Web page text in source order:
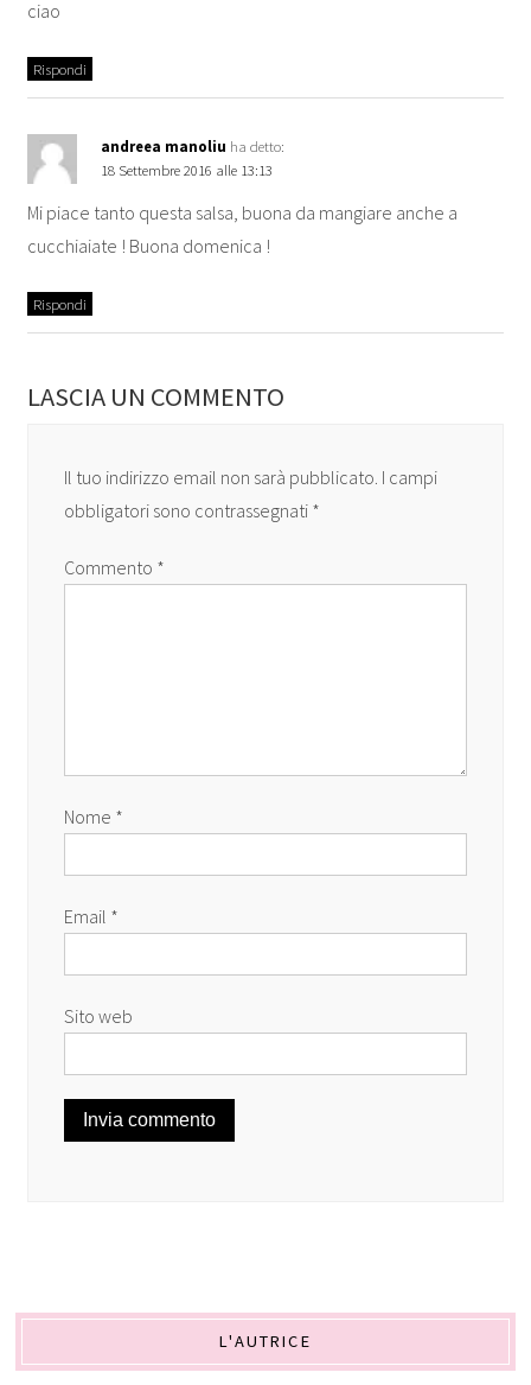
ciao
Rispondi
andreea manoliu ha detto:
18 Settembre 2016 alle 13:13
Mi piace tanto questa salsa, buona da mangiare anche a
cucchiaiate ! Buona domenica !
Rispondi
LASCIA UN COMMENTO
Il tuo indirizzo email non sarà pubblicato. I campi
obbligatori sono contrassegnati *
Commento *
Nome *
Email *
Sito web
L'AUTRICE